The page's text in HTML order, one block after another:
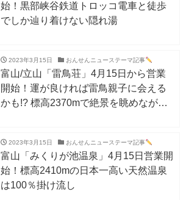
始！黒部峡谷鉄道トロッコ電車と徒歩
でしか辿り着けない隠れ湯
2023年3月15日 おんせんニューステーマ記事
富山/立山「雷鳥荘」4月15日から営業
開始！運が良ければ雷鳥親子に会える
かも!? 標高2370mで絶景を眺めながら
2023年3月15日 おんせんニューステーマ記事
富山「みくりが池温泉」4月15日営業開
始！標高2410mの日本一高い天然温泉
は100％掛け流し